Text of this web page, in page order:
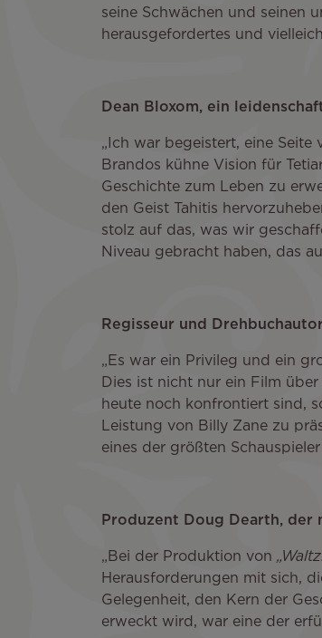
seine Schwächen und seinen
herausgefordertes und
Dean Bloxom, ein
„Ich war begeistert, eine
Brandos kühne Vision für
Geschichte zum Leben zu
den Geist Tahitis
stolz auf das, was wir
Niveau gebracht haben, das
Regisseur und
„Es war ein Privileg und ein
Dies ist nicht nur ein Film
heute noch konfrontiert sind,
Leistung von Billy Zane zu
eines der größten
Produzent Doug Dearth, der
„Bei der Produktion von
Herausforderungen mit sich,
Gelegenheit, den Kern der
erweckt wird, war eine der